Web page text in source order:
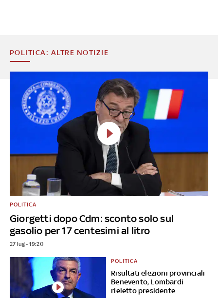
POLITICA: ALTRE NOTIZIE
Giorgetti dopo Cdm: sconto solo sul
gasolio per 17 centesimi al litro
POLITICA
27 lug - 19:20
Risultati elezioni provinciali
Benevento, Lombardi
rieletto presidente
POLITICA